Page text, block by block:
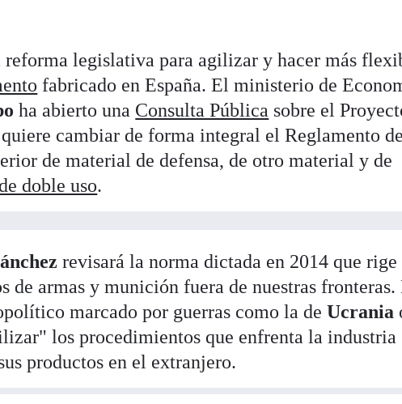
reforma legislativa para agilizar y hacer más
fabricado en España. El ministerio de
ha abierto una Consulta Pública sobre el
cambiar de forma integral el Reglamento de
de material de defensa, de otro material y de
doble uso.
revisará la norma dictada en 2014 que rige
de armas y munición fuera de nuestras fronteras.
marcado por guerras como la deUcrania
los procedimientos que enfrenta la industria
productos en el extranjero.